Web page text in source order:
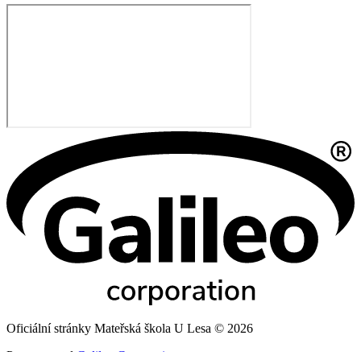
Oficiální stránky Mateřská škola U Lesa © 2026